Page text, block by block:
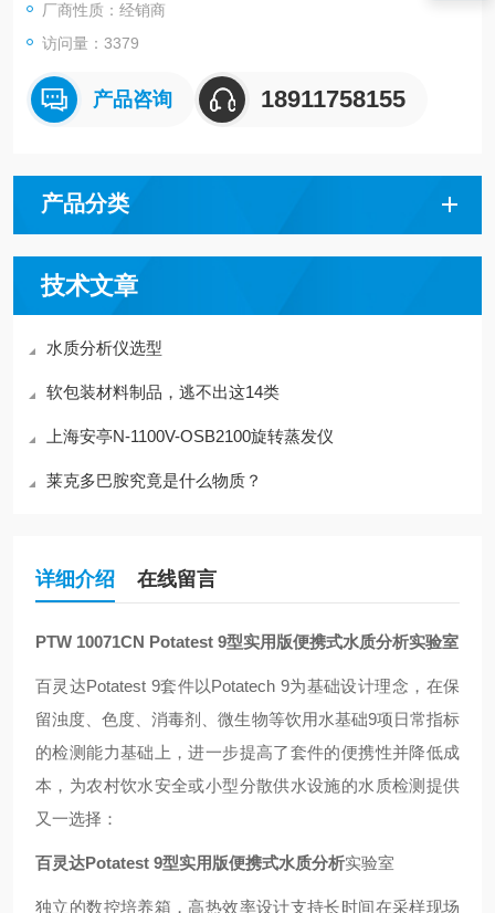
厂商性质：经销商
访问量：3379
产品咨询 18911758155
产品分类
技术文章
水质分析仪选型
软包装材料制品，逃不出这14类
上海安亭N-1100V-OSB2100旋转蒸发仪
莱克多巴胺究竟是什么物质？
详细介绍 在线留言
PTW 10071CN Potatest 9型实用版便携式水质分析实验室
百灵达Potatest 9套件以Potatech 9为基础设计理念，在保
留浊度、色度、消毒剂、微生物等饮用水基础9项日常指标
的检测能力基础上，进一步提高了套件的便携性并降低成
本，为农村饮水安全或小型分散供水设施的水质检测提供
又一选择：
百灵达Potatest 9型实用版便携式水质分析实验室
独立的数控培养箱，高热效率设计支持长时间在采样现场